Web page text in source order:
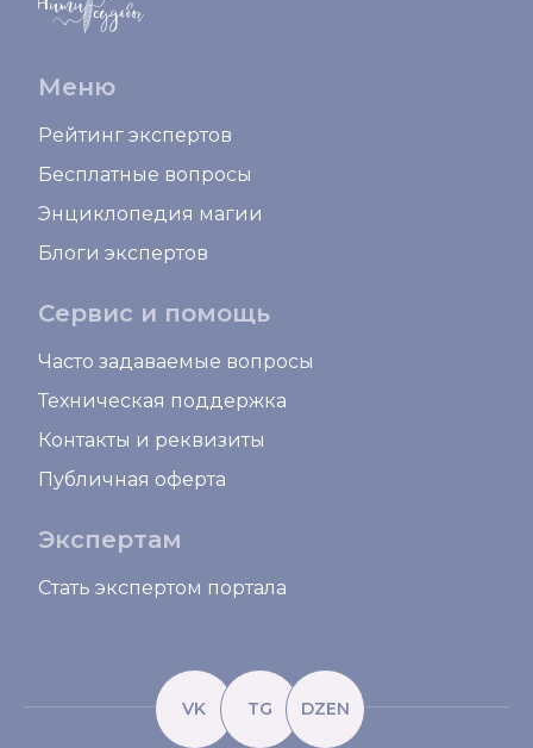
Меню
Рейтинг экспертов
Бесплатные вопросы
Энциклопедия магии
Блоги экспертов
Сервис и помощь
Часто задаваемые вопросы
Техническая поддержка
Контакты и реквизиты
Публичная оферта
Экспертам
Стать экспертом портала
VK TG DZEN